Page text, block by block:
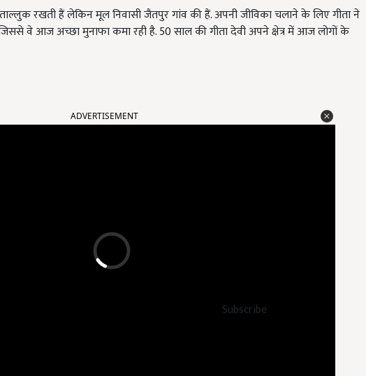
Subscribe
रखती हैं लेकिन मूल निवासी जैतपुर गांव की हैं. अपनी जीविका चलाने के लिए गीता ने
वे आज अच्छा मुनाफा कमा रही है. 50 साल की गीता देवी अपने क्षेत्र में आज लोगों के